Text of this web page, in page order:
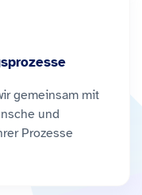
gemeinsam mit
und
Prozesse